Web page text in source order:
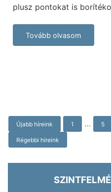
plusz pontokat is
Tovább olvasom
Posts
Navigation
Újabb híreink 1 … 5
Régebbi híreink